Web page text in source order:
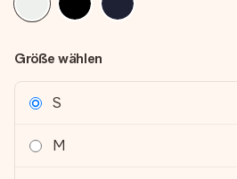
Größe wählen
S
M